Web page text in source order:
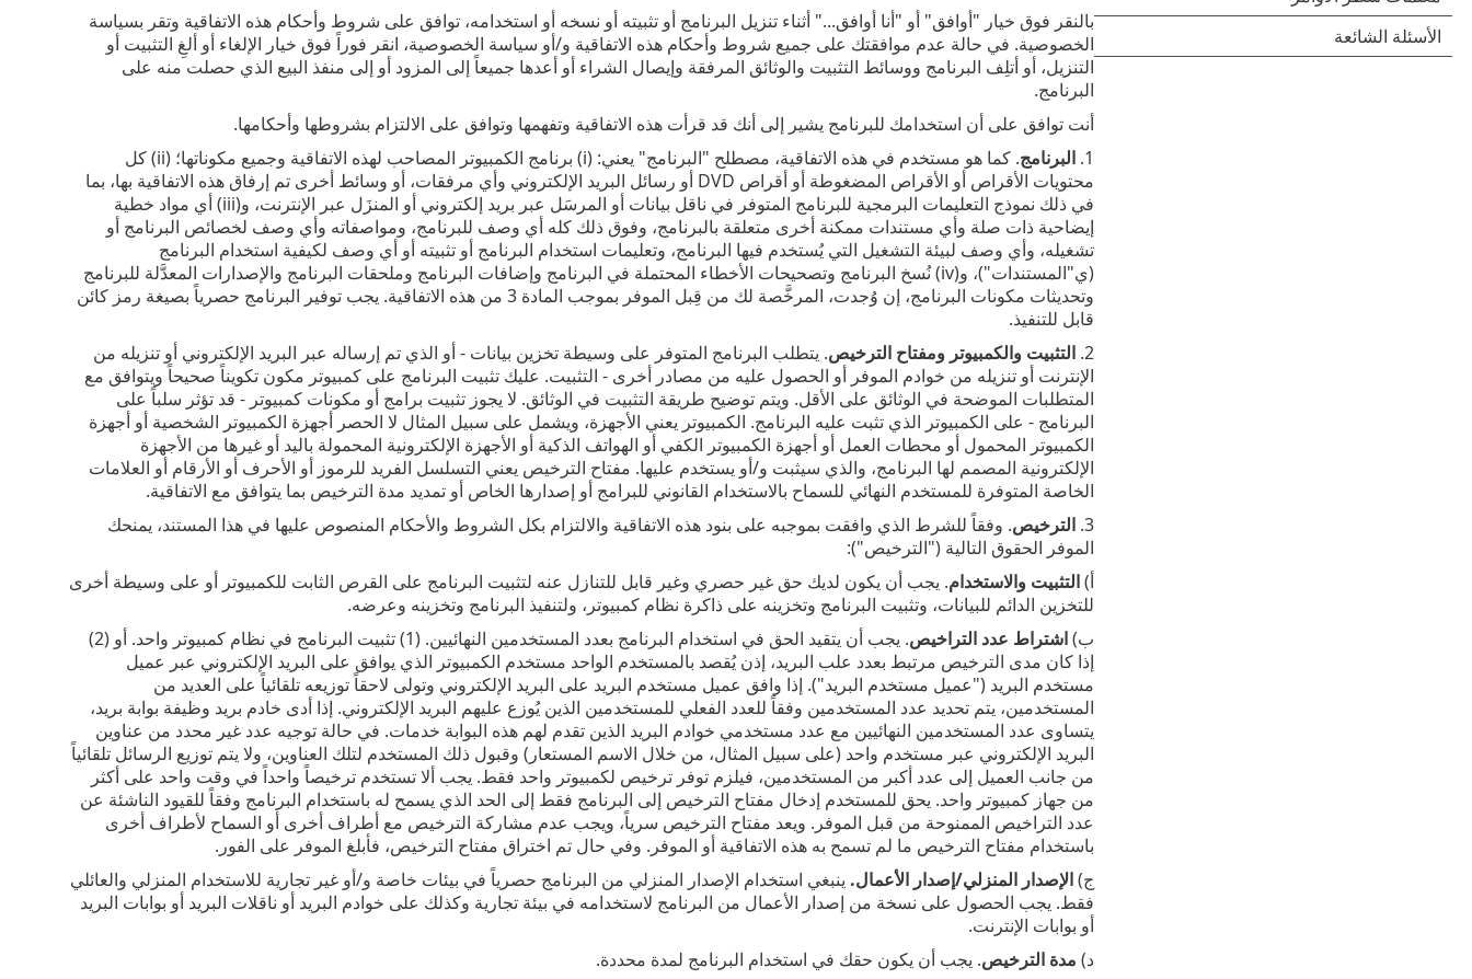
بالنقر فوق خيار "أوافق" أو "أنا أوافق..." أثناء تنزيل البرنامج أو تثبيته أو نسخه أو استخدامه، توافق على شروط وأحكام هذه الاتفاقية وتقر بسياسة
الخصوصية. في حالة عدم موافقتك على جميع شروط وأحكام هذه الاتفاقية و/أو سياسة الخصوصية، انقر فوراً فوق خيار الإلغاء أو ألغِ التثبيت أو
التنزيل، أو أتلِف البرنامج ووسائط التثبيت والوثائق المرفقة وإيصال الشراء أو أعدها جميعاً إلى المزود أو إلى منفذ البيع الذي حصلت منه على
البرنامج.
أنت توافق على أن استخدامك للبرنامج يشير إلى أنك قد قرأت هذه الاتفاقية وتفهمها وتوافق على الالتزام بشروطها وأحكامها.
1. البرنامج
. كما هو مستخدم في هذه الاتفاقية، مصطلح "البرنامج" يعني: (i) برنامج الكمبيوتر المصاحب لهذه الاتفاقية وجميع مكوناتها؛ (ii) كل
محتويات الأقراص أو الأقراص المضغوطة أو أقراص DVD أو رسائل البريد الإلكتروني وأي مرفقات، أو وسائط أخرى تم إرفاق هذه الاتفاقية بها، بما
في ذلك نموذج التعليمات البرمجية للبرنامج المتوفر في ناقل بيانات أو المرسَل عبر بريد إلكتروني أو المنزَل عبر الإنترنت، و(iii) أي مواد خطية
إيضاحية ذات صلة وأي مستندات ممكنة أخرى متعلقة بالبرنامج، وفوق ذلك كله أي وصف للبرنامج، ومواصفاته وأي وصف لخصائص البرنامج أو
تشغيله، وأي وصف لبيئة التشغيل التي يُستخدم فيها البرنامج، وتعليمات استخدام البرنامج أو تثبيته أو أي وصف لكيفية استخدام البرنامج
(ي"المستندات")، و(iv) نُسخ البرنامج وتصحيحات الأخطاء المحتملة في البرنامج وإضافات البرنامج وملحقات البرنامج والإصدارات المعدَّلة للبرنامج
وتحديثات مكونات البرنامج، إن وُجدت، المرخَّصة لك من قِبل الموفر بموجب المادة 3 من هذه الاتفاقية. يجب توفير البرنامج حصرياً بصيغة رمز كائن
قابل للتنفيذ.
2. التثبيت والكمبيوتر ومفتاح الترخيص. يتطلب البرنامج المتوفر على وسيطة تخزين بيانات - أو الذي تم إرساله عبر البريد الإلكتروني أو تنزيله من
الإنترنت أو تنزيله من خوادم الموفر أو الحصول عليه من مصادر أخرى - التثبيت. عليك تثبيت البرنامج على كمبيوتر مكون تكويناً صحيحاً ويتوافق مع
المتطلبات الموضحة في الوثائق على الأقل. ويتم توضيح طريقة التثبيت في الوثائق. لا يجوز تثبيت برامج أو مكونات كمبيوتر - قد تؤثر سلباً على
البرنامج - على الكمبيوتر الذي تثبت عليه البرنامج. الكمبيوتر يعني الأجهزة، ويشمل على سبيل المثال لا الحصر أجهزة الكمبيوتر الشخصية أو أجهزة
الكمبيوتر المحمول أو محطات العمل أو أجهزة الكمبيوتر الكفي أو الهواتف الذكية أو الأجهزة الإلكترونية المحمولة باليد أو غيرها من الأجهزة
الإلكترونية المصمم لها البرنامج، والذي سيثبت و/أو يستخدم عليها. مفتاح الترخيص يعني التسلسل الفريد للرموز أو الأحرف أو الأرقام أو العلامات
الخاصة المتوفرة للمستخدم النهائي للسماح بالاستخدام القانوني للبرامج أو إصدارها الخاص أو تمديد مدة الترخيص بما يتوافق مع الاتفاقية.
3. الترخيص. وفقاً للشرط الذي وافقت بموجبه على بنود هذه الاتفاقية والالتزام بكل الشروط والأحكام المنصوص عليها في هذا المستند، يمنحك
الموفر الحقوق التالية ("الترخيص"):
أ)التثبيت والاستخدام. يجب أن يكون لديك حق غير حصري وغير قابل للتنازل عنه لتثبيت البرنامج على القرص الثابت للكمبيوتر أو على وسيطة أخرى
للتخزين الدائم للبيانات، وتثبيت البرنامج وتخزينه على ذاكرة نظام كمبيوتر، ولتنفيذ البرنامج وتخزينه وعرضه.
ب)اشتراط عدد التراخيص
. يجب أن يتقيد الحق في استخدام البرنامج بعدد المستخدمين النهائيين. (1) تثبيت البرنامج في نظام كمبيوتر واحد. أو (2)
إذا كان مدى الترخيص مرتبط بعدد علب البريد، إذن يُقصد بالمستخدم الواحد مستخدم الكمبيوتر الذي يوافق على البريد الإلكتروني عبر عميل
مستخدم البريد ("عميل مستخدم البريد"). إذا وافق عميل مستخدم البريد على البريد الإلكتروني وتولى لاحقاً توزيعه تلقائياً على العديد من
المستخدمين، يتم تحديد عدد المستخدمين وفقاً للعدد الفعلي للمستخدمين الذين يُوزع عليهم البريد الإلكتروني. إذا أدى خادم بريد وظيفة بوابة بريد،
يتساوى عدد المستخدمين النهائيين مع عدد مستخدمي خوادم البريد الذين تقدم لهم هذه البوابة خدمات. في حالة توجيه عدد غير محدد من عناوين
البريد الإلكتروني عبر مستخدم واحد (على سبيل المثال، من خلال الاسم المستعار) وقبول ذلك المستخدم لتلك العناوين، ولا يتم توزيع الرسائل تلقائياً
من جانب العميل إلى عدد أكبر من المستخدمين، فيلزم توفر ترخيص لكمبيوتر واحد فقط. يجب ألا تستخدم ترخيصاً واحداً في وقت واحد على أكثر
من جهاز كمبيوتر واحد. يحق للمستخدم إدخال مفتاح الترخيص إلى البرنامج فقط إلى الحد الذي يسمح له باستخدام البرنامج وفقاً للقيود الناشئة عن
عدد التراخيص الممنوحة من قبل الموفر. ويعد مفتاح الترخيص سرياً، ويجب عدم مشاركة الترخيص مع أطراف أخرى أو السماح لأطراف أخرى
باستخدام مفتاح الترخيص ما لم تسمح به هذه الاتفاقية أو الموفر. وفي حال تم اختراق مفتاح الترخيص، فأبلغ الموفر على الفور.
ج)الإصدار المنزلي/إصدار الأعمال. ينبغي استخدام الإصدار المنزلي من البرنامج حصرياً في بيئات خاصة و/أو غير تجارية للاستخدام المنزلي والعائلي
فقط. يجب الحصول على نسخة من إصدار الأعمال من البرنامج لاستخدامه في بيئة تجارية وكذلك على خوادم البريد أو ناقلات البريد أو بوابات البريد
أو بوابات الإنترنت.
د) مدة الترخيص. يجب أن يكون حقك في استخدام البرنامج لمدة محددة.